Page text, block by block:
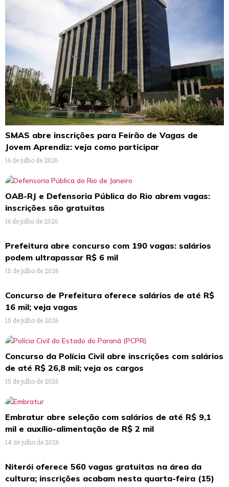
SMAS abre inscrições para Feirão de Vagas de
Jovem Aprendiz: veja como participar
16 de julho de 2026
OAB-RJ e Defensoria Pública do Rio abrem vagas:
inscrições são gratuitas
16 de julho de 2026
Prefeitura abre concurso com 190 vagas: salários
podem ultrapassar R$ 6 mil
15 de julho de 2026
Concurso de Prefeitura oferece salários de até R$
16 mil; veja vagas
15 de julho de 2026
Concurso da Polícia Civil abre inscrições com salários
de até R$ 26,8 mil; veja os cargos
15 de julho de 2026
Embratur abre seleção com salários de até R$ 9,1
mil e auxílio-alimentação de R$ 2 mil
14 de julho de 2026
Niterói oferece 560 vagas gratuitas na área da
cultura; inscrições acabam nesta quarta-feira (15)